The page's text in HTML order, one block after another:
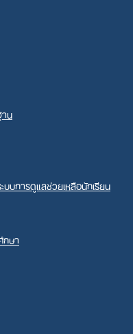
น
บบการดูแลช่วยเหลือนักเรียน
ษา